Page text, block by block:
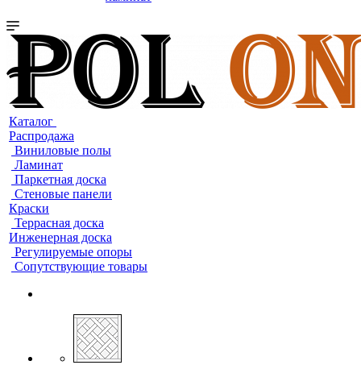
Каталог
Распродажа
Виниловые полы
Ламинат
Паркетная доска
Стеновые панели
Краски
Террасная доска
Инженерная доска
Регулируемые опоры
Сопутствующие товары